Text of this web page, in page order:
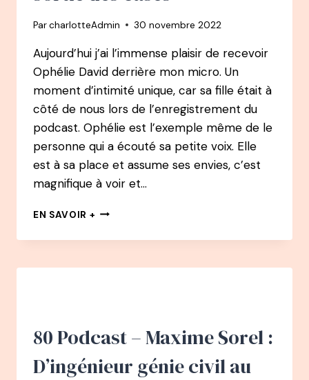
«SORTIE
ZONE»
–
AUTEUR,
CONFÉRENCIER
ParcharlotteAdmin 30 novembre 2022
Aujourd’hui j’ai l’immense plaisir de recevoir
Ophélie David derrière mon micro. Un
moment d’intimité unique, car sa fille était à
côté de nous lors de l’enregistrement du
podcast. Ophélie est l’exemple même de le
personne qui a écouté sa petite voix. Elle
est à sa place et assume ses envies, c’est
magnifique à voir et…
EN SAVOIR + 95
–
DAVID
CHAMPIONNE
SKI
80 Podcast – Maxime Sorel :
D’ingénieur génie civil au